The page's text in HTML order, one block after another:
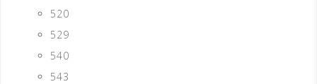
520
529
540
543